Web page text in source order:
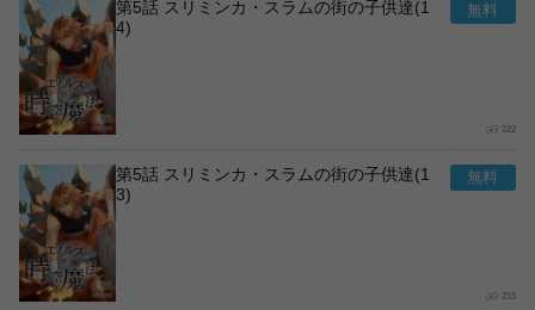
第5話 スリミンカ・スラムの街の子供達(1
4)
222
第5話 スリミンカ・スラムの街の子供達(1
3)
215